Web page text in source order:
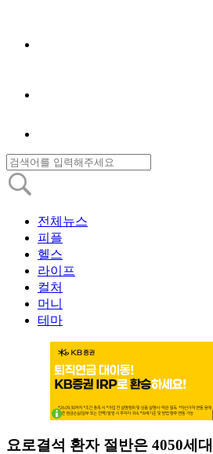
전체뉴스
피플
헬스
라이프
컬처
머니
테마
요로결석 환자 절반은 4050세